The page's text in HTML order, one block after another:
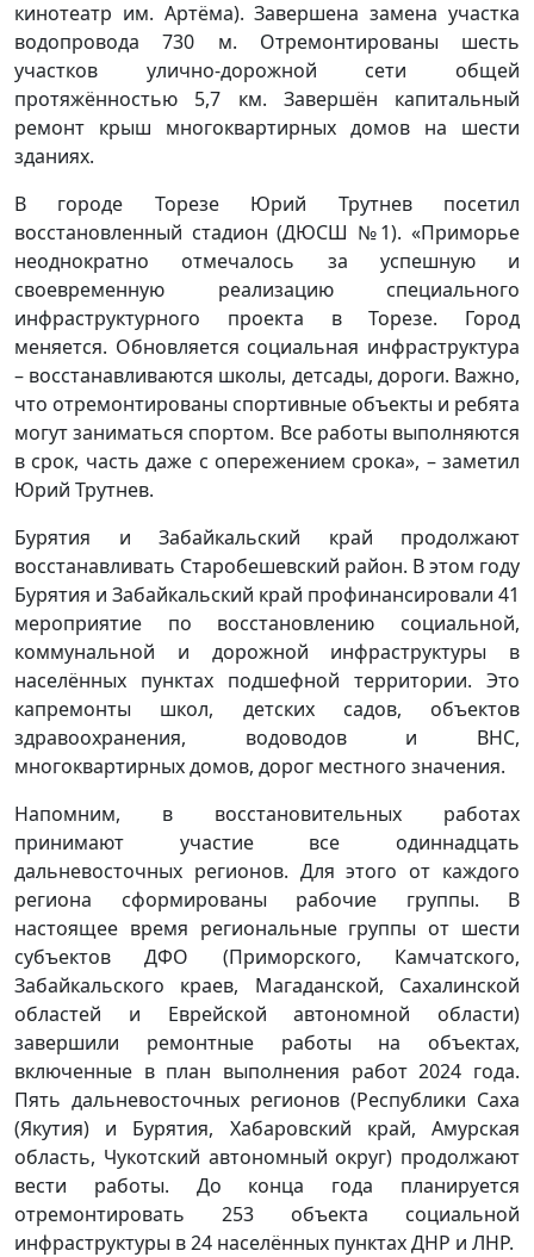
кинотеатр им. Артёма). Завершена замена участка
водопровода 730 м. Отремонтированы шесть
участков улично-дорожной сети общей
протяжённостью 5,7 км. Завершён капитальный
ремонт крыш многоквартирных домов на шести
зданиях.
В городе Торезе Юрий Трутнев посетил
восстановленный стадион (ДЮСШ №1). «Приморье
неоднократно отмечалось за успешную и
своевременную реализацию специального
инфраструктурного проекта в Торезе. Город
меняется. Обновляется социальная инфраструктура
– восстанавливаются школы, детсады, дороги. Важно,
что отремонтированы спортивные объекты и ребята
могут заниматься спортом. Все работы выполняются
в срок, часть даже с опережением срока», – заметил
Юрий Трутнев.
Бурятия и Забайкальский край продолжают
восстанавливать Старобешевский район. В этом году
Бурятия и Забайкальский край профинансировали 41
мероприятие по восстановлению социальной,
коммунальной и дорожной инфраструктуры в
населённых пунктах подшефной территории. Это
капремонты школ, детских садов, объектов
здравоохранения, водоводов и ВНС,
многоквартирных домов, дорог местного значения.
Напомним, в восстановительных работах
принимают участие все одиннадцать
дальневосточных регионов. Для этого от каждого
региона сформированы рабочие группы. В
настоящее время региональные группы от шести
субъектов ДФО (Приморского, Камчатского,
Забайкальского краев, Магаданской, Сахалинской
областей и Еврейской автономной области)
завершили ремонтные работы на объектах,
включенные в план выполнения работ 2024 года.
Пять дальневосточных регионов (Республики Саха
(Якутия) и Бурятия, Хабаровский край, Амурская
область, Чукотский автономный округ) продолжают
вести работы. До конца года планируется
отремонтировать 253 объекта социальной
инфраструктуры в 24 населённых пунктах ДНР и ЛНР.